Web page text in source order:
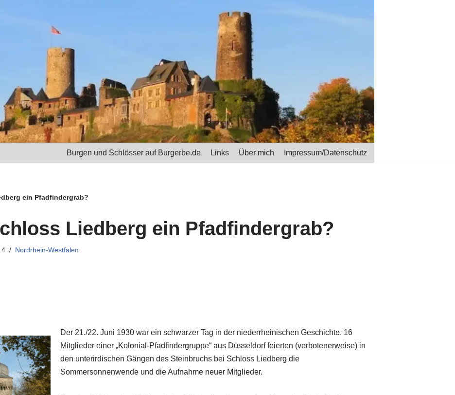
Burgen und Schlösser auf Burgerbe.de Links Über mich Impressum/Datenschutz
ein Pfadfindergrab?
Liedberg ein Pfadfindergrab?
Nordrhein-Westfalen
Der 21./22. Juni 1930 war ein schwarzer Tag in der niederrheinischen Geschichte. 16
Mitglieder einer „Kolonial-Pfadfindergruppe“ aus Düsseldorf feierten (verbotenerweise) in
den unterirdischen Gängen des Steinbruchs bei Schloss Liedberg die
Sommersonnenwende und die Aufnahme neuer Mitglieder.